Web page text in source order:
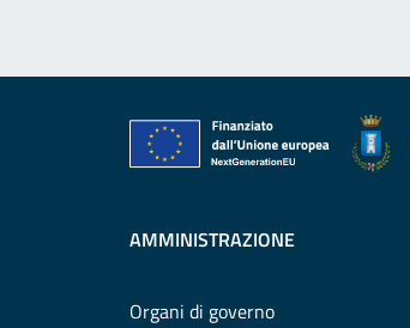
AMMINISTRAZIONE
Organi di governo